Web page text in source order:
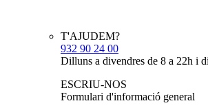
T'AJUDEM?
932 90 24 00
Dilluns a divendres de 8 a 22h i
ESCRIU-NOS
Formulari d'informació general